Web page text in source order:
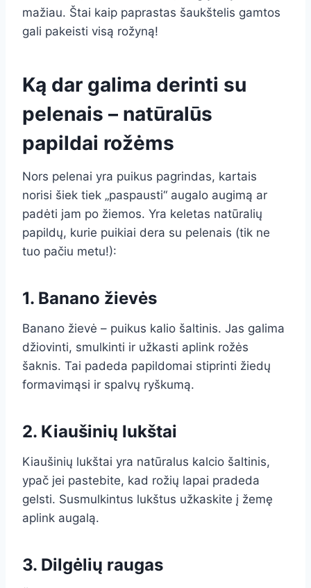
mažiau. Štai kaip paprastas šaukštelis gamtos
gali pakeisti visą rožyną!
Ką dar galima derinti su
pelenais – natūralūs
papildai rožėms
Nors pelenai yra puikus pagrindas, kartais
norisi šiek tiek „paspausti“ augalo augimą ar
padėti jam po žiemos. Yra keletas natūralių
papildų, kurie puikiai dera su pelenais (tik ne
tuo pačiu metu!):
1. Banano žievės
Banano žievė – puikus kalio šaltinis. Jas galima
džiovinti, smulkinti ir užkasti aplink rožės
šaknis. Tai padeda papildomai stiprinti žiedų
formavimąsi ir spalvų ryškumą.
2. Kiaušinių lukštai
Kiaušinių lukštai yra natūralus kalcio šaltinis,
ypač jei pastebite, kad rožių lapai pradeda
gelsti. Susmulkintus lukštus užkaskite į žemę
aplink augalą.
3. Dilgėlių raugas